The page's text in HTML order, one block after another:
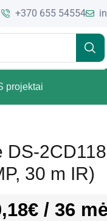
+370 655 54554
projektai
DS-
30 m IR)
€ / 36